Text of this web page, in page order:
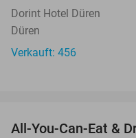
Dorint Hotel Düren
Düren
Verkauft: 456
All-You-Can-Eat &